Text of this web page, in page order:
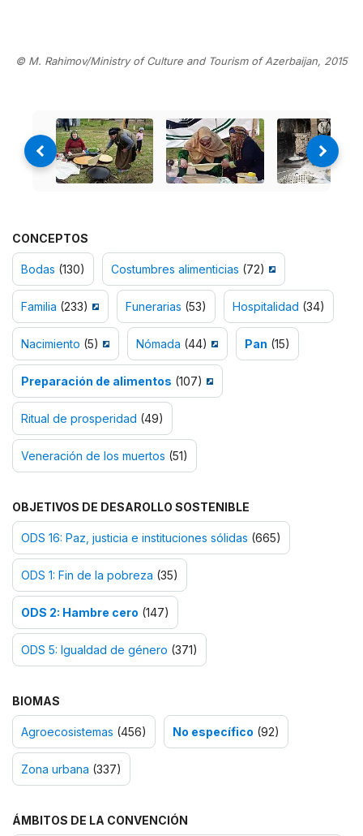
© M. Rahimov/Ministry of Culture and Tourism of Azerbaijan, 2015
CONCEPTOS
Bodas (130) Costumbres alimenticias (72)
Familia (233) Funerarias (53) Hospitalidad (34)
Nacimiento (5) Nómada (44) Pan (15)
Preparación de alimentos (107)
Ritual de prosperidad (49)
Veneración de los muertos (51)
OBJETIVOS DE DESAROLLO SOSTENIBLE
ODS 16: Paz, justicia e instituciones sólidas (665)
ODS 1: Fin de la pobreza (35)
ODS 2: Hambre cero (147)
ODS 5: Igualdad de género (371)
BIOMAS
Agroecosistemas (456) No específico (92)
Zona urbana (337)
ÁMBITOS DE LA CONVENCIÓN